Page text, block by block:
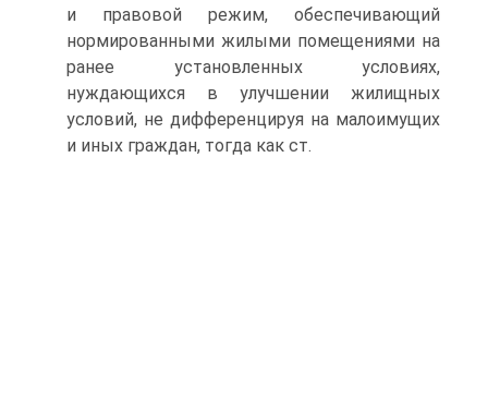
и правовой режим, обеспечивающий
нормированными жилыми помещениями на
ранее установленных условиях,
нуждающихся в улучшении жилищных
условий, не дифференцируя на малоимущих
и иных граждан, тогда как ст.